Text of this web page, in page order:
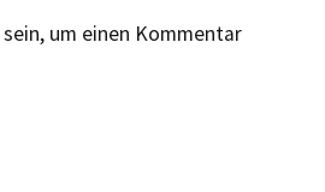
sein, um einen Kommentar